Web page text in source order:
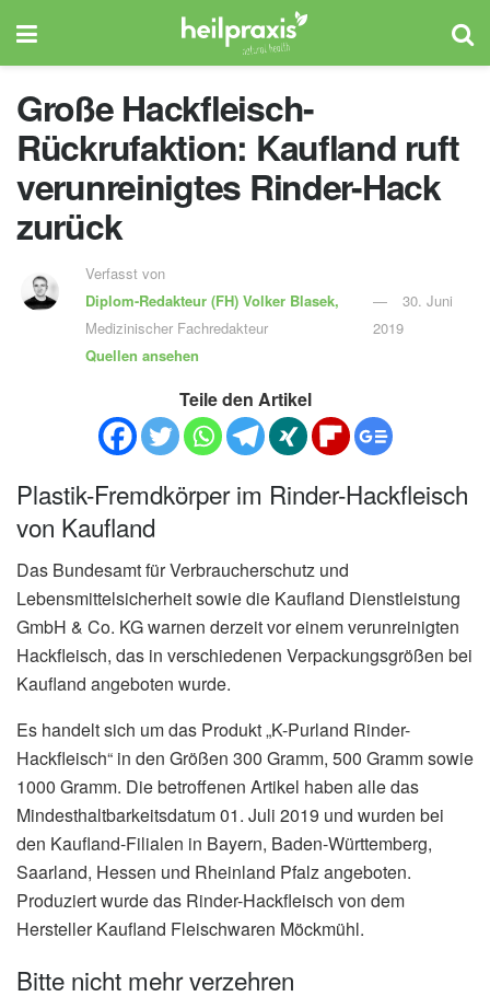
Große Hackfleisch-
Rückrufaktion: Kaufland ruft
verunreinigtes Rinder-Hack
zurück
Verfasst von
Diplom-Redakteur (FH)Volker Blasek,
Medizinischer Fachredakteur
Quellen ansehen
30. Juni
2019
Teile den Artikel
Plastik-Fremdkörper im Rinder-Hackfleisch
von Kaufland
Das Bundesamt für Verbraucherschutz und
Lebensmittelsicherheit sowie die Kaufland Dienstleistung
GmbH & Co. KG warnen derzeit vor einem verunreinigten
Hackfleisch, das in verschiedenen Verpackungsgrößen bei
Kaufland angeboten wurde.
Es handelt sich um das Produkt „K-Purland Rinder-
Hackfleisch“ in den Größen 300 Gramm, 500 Gramm sowie
1000 Gramm. Die betroffenen Artikel haben alle das
Mindesthaltbarkeitsdatum 01. Juli 2019 und wurden bei
den Kaufland-Filialen in Bayern, Baden-Württemberg,
Saarland, Hessen und Rheinland Pfalz angeboten.
Produziert wurde das Rinder-Hackfleisch von dem
Hersteller Kaufland Fleischwaren Möckmühl.
Bitte nicht mehr verzehren